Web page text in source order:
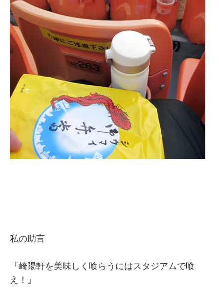
私の助言
『崎陽軒を美味しく喰らうにはスタジアムで喰
え！』